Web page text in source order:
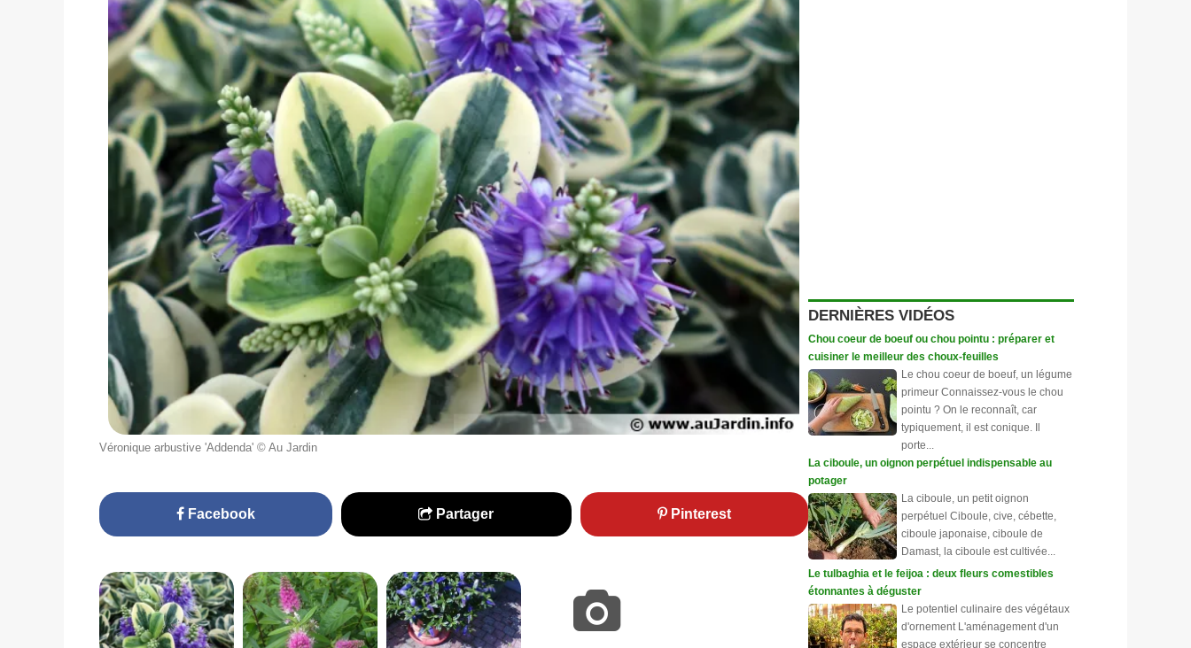
Véronique arbustive 'Addenda' © Au Jardin
Facebook Partager Pinterest
DERNIÈRES VIDÉOS
Chou coeur de boeuf ou chou pointu : préparer et
cuisiner le meilleur des choux-feuilles
Le chou coeur de boeuf, un légume
primeur Connaissez-vous le chou
pointu ? On le reconnaît, car
typiquement, il est conique. Il
porte...
La ciboule, un oignon perpétuel indispensable au
potager
La ciboule, un petit oignon
perpétuel Ciboule, cive, cébette,
ciboule japonaise, ciboule de
Damast, la ciboule est cultivée...
Le tulbaghia et le feijoa : deux fleurs comestibles
étonnantes à déguster
Le potentiel culinaire des végétaux
d'ornement L'aménagement d'un
espace extérieur se concentre